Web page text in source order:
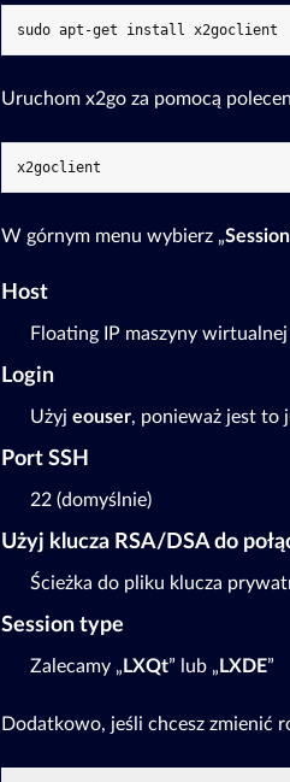
Uruchom x2go za pomocą
W górnym menu wybierz „Session
Host
Floating IP maszyny wirtualnej
Login
Użyj eouser, ponieważ jest to
Port SSH
22 (domyślnie)
Użyj klucza RSA/DSA do
Ścieżka do pliku klucza
Session type
Zalecamy „ LXQt” lub „ LXDE”
Dodatkowo, jeśli chcesz zmienić